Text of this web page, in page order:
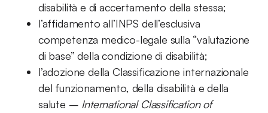
disabilità e di accertamento della stessa;
l’affidamento all’INPS dell’esclusiva
competenza medico-legale sulla “valutazione
di base” della condizione di disabilità;
l’adozione della Classificazione internazionale
del funzionamento, della disabilità e della
salute – International Classification of